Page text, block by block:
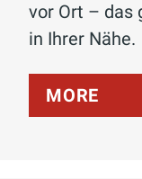
vor Ort – das
in Ihrer Nähe.
MORE